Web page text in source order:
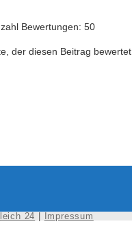
Bewertungen: 50
der diesen Beitrag
24 Impressum